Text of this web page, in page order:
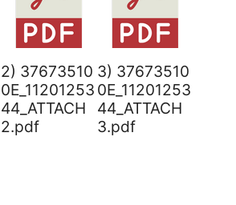
2) 37673510
0E_11201253
44_ATTACH
2.pdf
3) 37673510
0E_11201253
44_ATTACH
3.pdf